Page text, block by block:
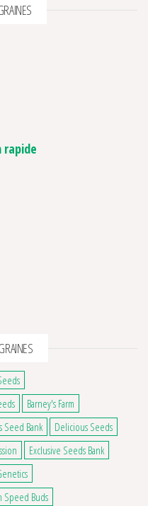
rapide
Barney's Farm
Seed Bank
Delicious Seeds
Exclusive Seeds Bank
Speed Buds